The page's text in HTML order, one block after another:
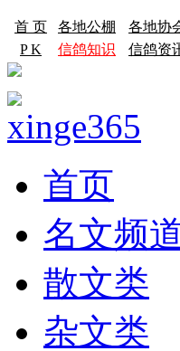
首 页 各地公棚 各地协
P K
信鸽知识 信鸽资
首页
名文频
散文类
杂文类